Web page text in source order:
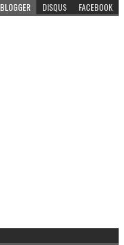
BLOGGER DISQUS FACEBOOK